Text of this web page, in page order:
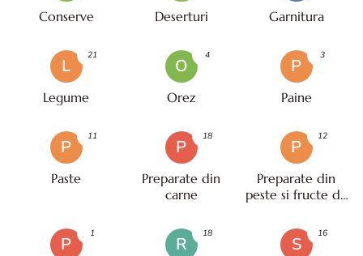
Conserve Deserturi Garnitura
L
Legume
21
O
Orez
4
P
Paine
3
P
Paste
11
P
Preparate din
carne
18
P
Preparate din
peste si fructe de
12
P
1
R
18
S
16